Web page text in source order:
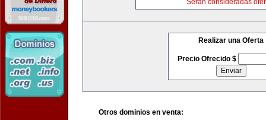
Serán consideradas
Realizar una Oferta
Precio Ofrecido $
Otros dominios en venta: